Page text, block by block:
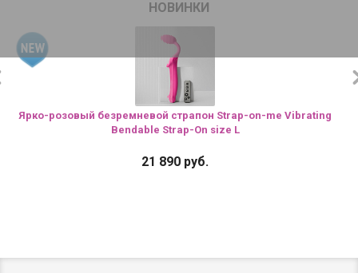
НОВИНКИ
Ярко-розовый безремневой страпон Strap-on-me Vibrating
Bendable Strap-On size L
21 890 руб.